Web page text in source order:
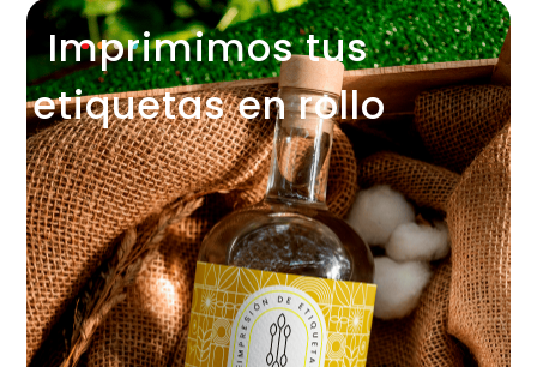
Imprimimos tus
etiquetas en rollo